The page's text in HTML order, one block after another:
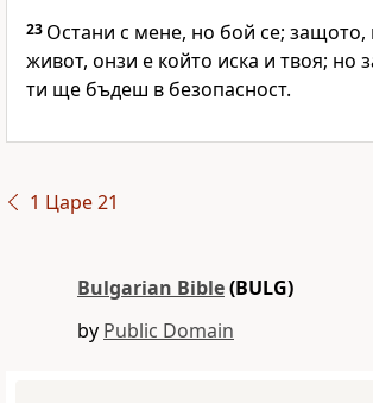
23 Остани с мене, но бой се; защото,
живот, онзи е който иска и твоя; но
ти ще бъдеш в безопасност.
1 Царе 21
Bulgarian Bible(BULG)
by Public Domain